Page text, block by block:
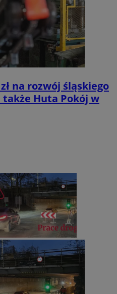
na rozwój śląskiego
Huta Pokój w